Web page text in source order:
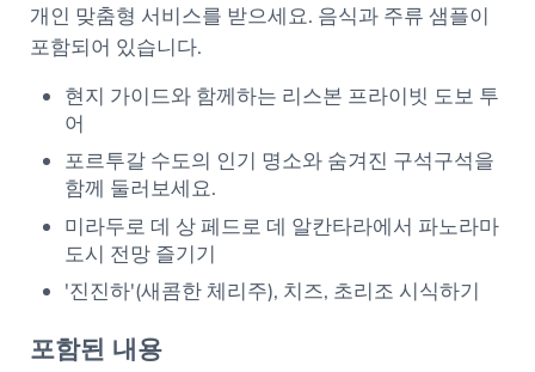
개인 맞춤형 서비스를 받으세요. 음식과 주류 샘플이
포함되어 있습니다.
현지 가이드와 함께하는 리스본 프라이빗 도보 투
어
포르투갈 수도의 인기 명소와 숨겨진 구석구석을
함께 둘러보세요.
미라두로 데 상 페드로 데 알칸타라에서 파노라마
도시 전망 즐기기
'진진하'(새콤한 체리주), 치즈, 초리조 시식하기
포함된 내용